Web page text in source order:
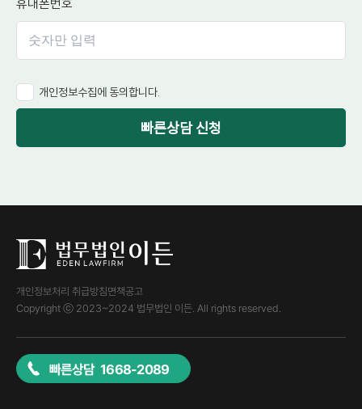
휴대폰번호
개인정보수집에 동의합니다.
빠른상담 신청
개인정보처리 취급방침면책공고
Copyright ⓒ 2023~2024 법무법인 이든. All rights reserved.
빠른상담 1668-2089